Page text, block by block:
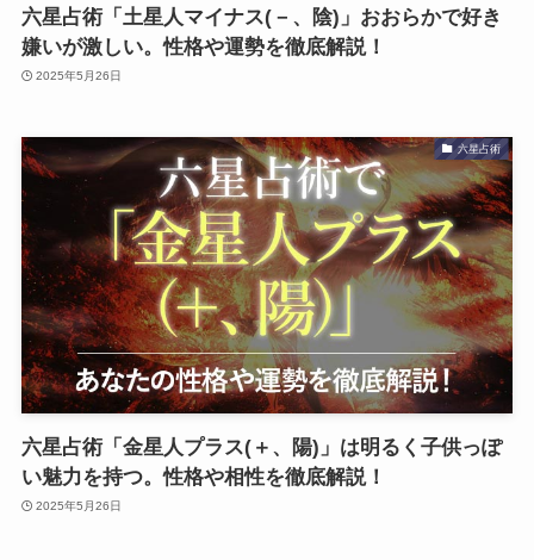
六星占術「土星人マイナス(－、陰)」おおらかで好き
嫌いが激しい。性格や運勢を徹底解説！
2025年5月26日
六星占術
六星占術「金星人プラス(＋、陽)」は明るく子供っぽ
い魅力を持つ。性格や相性を徹底解説！
2025年5月26日